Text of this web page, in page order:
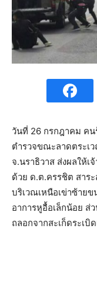
วันที่ 26 กรกฎาคม คน
ตำรวจขณะลาดตระเ
จ.นราธิวาส ส่งผลให้เ
ด้วย ด.ต.ครรชิต สาร
บริเวณเหนือเข่าซ้าย
อาการหูอื้อเล็กน้อย ส่
ถลอกจากสะเก็ดระเ